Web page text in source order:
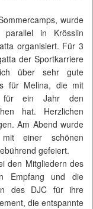
wurde
in Krösslin
organisiert. Für 3
der Sportkarriere
über sehr gute
für Melina, die mit
ein Jahr den
hat. Herzlichen
Am Abend wurde
einer schönen
gefeiert.
den Mitgliedern des
Empfang und die
des DJC für ihre
die entspannte